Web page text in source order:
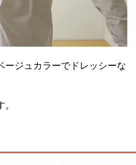
ージュカラーでドレッシーな